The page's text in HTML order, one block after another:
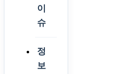
이
슈
정
보